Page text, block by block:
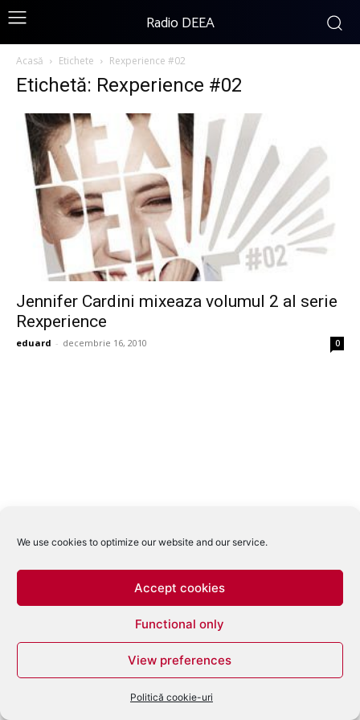
We use cookies to optimize our website and our service.
Accept cookies
Functional only
View preferences
Politică cookie-uri
Radio DEEA
Acasă Etichete Rexperience #02
Etichetă: Rexperience #02
Jennifer Cardini mixeaza volumul 2 al serie
Rexperience
eduard - decembrie 16, 2010 0